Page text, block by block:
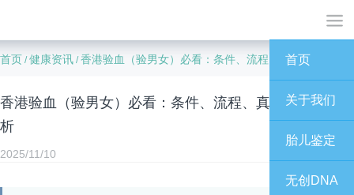
首页
关于我们
胎儿鉴定
无创DNA
首页 /健康资讯 /香港验血（验男女）必看：条件、流程、真伪鉴定全解析
香港验血（验男女）必看：条件、流程、真伪鉴定全解
析
2025/11/10